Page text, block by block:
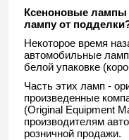
Ксеноновые лампы
лампу от
Некоторое время
автомобильные
белой упаковке
Часть этих ламп -
произведенные
(Original Equipment
производителям
розничной продажи.